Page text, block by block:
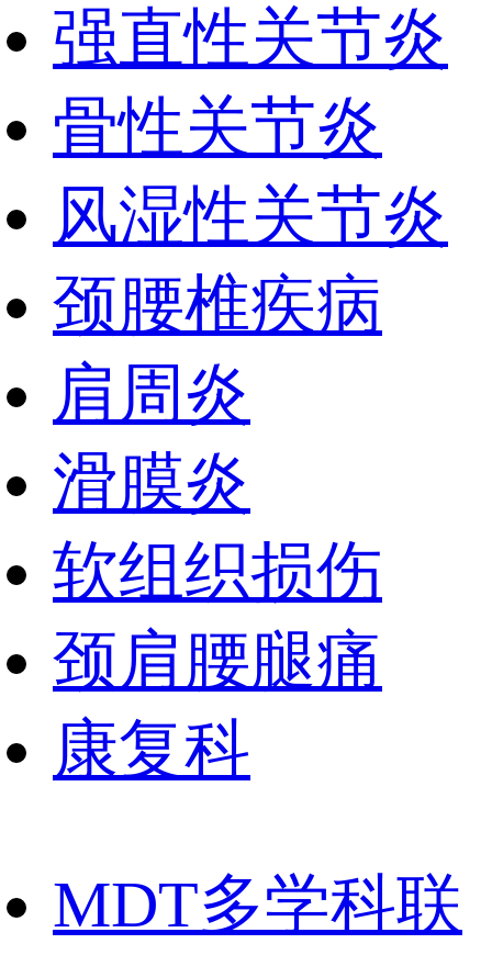
强直性关节炎
骨性关节炎
风湿性关节炎
颈腰椎疾病
肩周炎
滑膜炎
软组织损伤
颈肩腰腿痛
康复科
MDT多学科联